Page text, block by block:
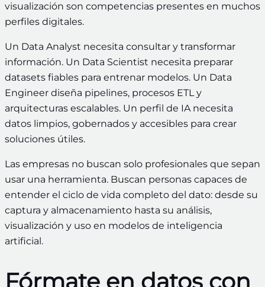
visualización son competencias presentes en muchos
perfiles digitales.
Un Data Analyst necesita consultar y transformar
información. Un Data Scientist necesita preparar
datasets fiables para entrenar modelos. Un Data
Engineer diseña pipelines, procesos ETL y
arquitecturas escalables. Un perfil de IA necesita
datos limpios, gobernados y accesibles para crear
soluciones útiles.
Las empresas no buscan solo profesionales que sepan
usar una herramienta. Buscan personas capaces de
entender el ciclo de vida completo del dato: desde su
captura y almacenamiento hasta su análisis,
visualización y uso en modelos de inteligencia
artificial.
Fórmate en datos con